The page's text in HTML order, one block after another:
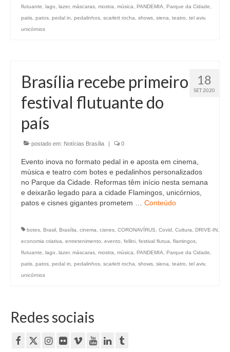
flutuante lago lazer, máscaras mostra música PANDEMIA Parque da Cidade
patis patos pedal in pedalinhos scarlett rocha shows siena teatro tel aviv,
unicórnios
18
SET 2020
Brasília recebe primeiro
festival flutuante do
país
postado em: Notícias Brasília | 0
Evento inova no formato pedal in e aposta em cinema,
música e teatro com botes e pedalinhos personalizados
no Parque da Cidade. Reformas têm início nesta semana
e deixarão legado para a cidade Flamingos, unicórnios,
patos e cisnes gigantes prometem … Conteúdo
botes Brasil Brasília cinema cisnes CORONAVÍRUS Covid Cultura DRIVE-IN
economia criativa
entretenimento evento fellini festival flutua flamingos
flutuante
lago lazer, máscaras mostra música PANDEMIA Parque da Cidade
patis patos pedal in pedalinhos scarlett rocha shows siena teatro tel aviv,
unicórnios
Redes sociais